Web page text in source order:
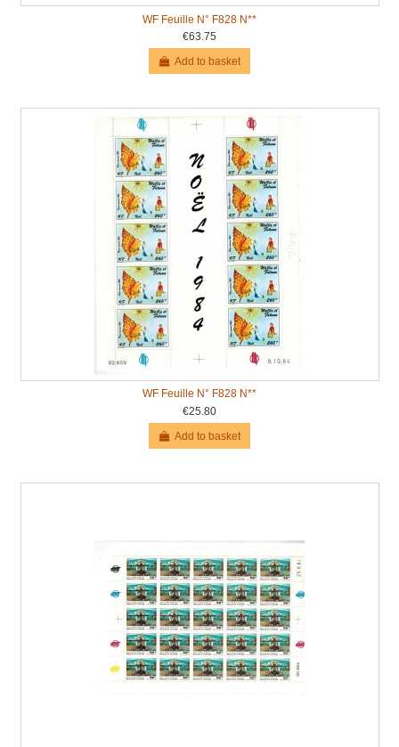
WF Feuille N° F828 N**
€63.75
Add to basket
WF Feuille N° F828 N**
€25.80
Add to basket